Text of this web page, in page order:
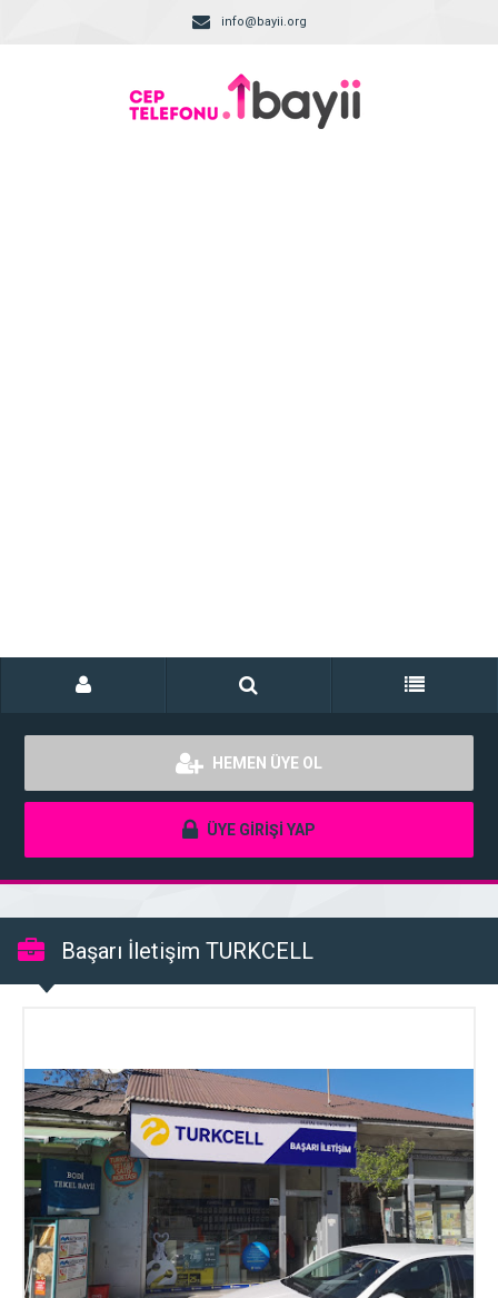
info@bayii.org
HEMEN ÜYE OL
ÜYE GİRİŞİ YAP
Başarı İletişim TURKCELL